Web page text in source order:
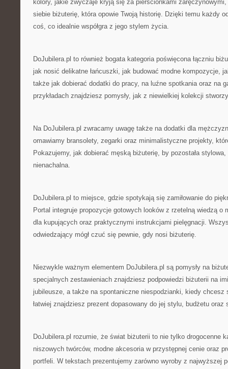
kolory, jakie zwyczaje kryją się za pierścionkami
siebie biżuterię, która opowie Twoją historię. Dzięki temu każdy
coś, co idealnie współgra z jego stylem życia.
DoJubilera.pl to również bogata kategoria poświęcona łączniu
jak nosić delikatne łańcuszki, jak budować modne kompozycje,
także jak dobierać dodatki do pracy, na luźne spotkania oraz na
przykładach znajdziesz pomysły, jak z niewielkiej kolekcji
Na DoJubilera.pl zwracamy uwagę także na dodatki dla
omawiamy bransolety, zegarki oraz minimalistyczne projekty,
Pokazujemy, jak dobierać męską biżuterię, by pozostała
nienachalna.
DoJubilera.pl to miejsce, gdzie spotykają się zamiłowanie do
Portal integruje propozycje gotowych looków z rzetelną wiedzą o
dla kupujących oraz praktycznymi instrukcjami pielęgnacji.
odwiedzający mógł czuć się pewnie, gdy nosi biżuterię.
Niezwykle ważnym elementem DoJubilera.pl są pomysły na
specjalnych zestawieniach znajdziesz podpowiedzi biżuterii na
jubileusze, a także na spontaniczne niespodzianki, kiedy chcesz
łatwiej znajdziesz prezent dopasowany do jej stylu, budżetu oraz
DoJubilera.pl rozumie, że świat biżuterii to nie tylko drogocenne
niszowych twórców, modne akcesoria w przystępnej cenie oraz
portfeli. W tekstach prezentujemy zarówno wyroby z najwyższej